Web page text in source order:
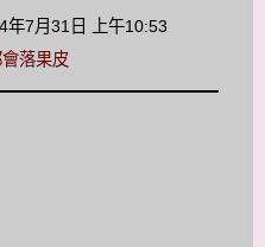
年7月31日 上午10:53
落果皮